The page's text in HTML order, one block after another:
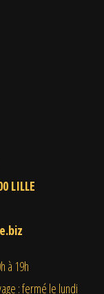
LILLE
à 19h
: fermé le lundi